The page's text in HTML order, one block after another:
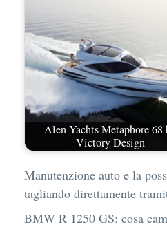
Alen Yachts Metaphore 68
Victory Design
Manutenzione auto e la
tagliando direttamente
BMW R 1250 GS: cosa